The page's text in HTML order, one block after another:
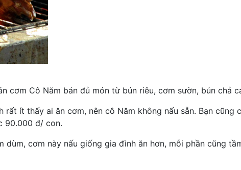
cơm Cô Năm bán đủ món từ bún riêu, cơm sườn, bún chả
ít thấy ai ăn cơm, nên cô Năm không nấu sẵn. Bạn cũng
90.000 đ/ con.
dùm, cơm này nấu giống gia đình ăn hơn, mỗi phần cũng